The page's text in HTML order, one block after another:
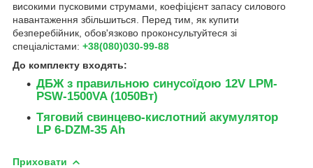
високими пусковими струмами, коефіцієнт запасу силового
навантаження збільшиться. Перед тим, як купити
безперебійник, обов'язково проконсультуйтеся зі
спеціалістами: +38(080)030-99-88
До комплекту входять:
ДБЖ з правильною синусоїдою 12V LPM-
PSW-1500VA (1050Вт)
Тяговий свинцево-кислотний акумулятор
LP 6-DZM-35 Ah
Приховати